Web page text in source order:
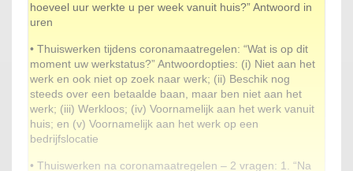
hoeveel uur werkte u per week vanuit huis?” Antwoord in
uren
• Thuiswerken tijdens coronamaatregelen: “Wat is op dit
moment uw werkstatus?” Antwoordopties: (i) Niet aan het
werk en ook niet op zoek naar werk; (ii) Beschik nog
steeds over een betaalde baan, maar ben niet aan het
werk; (iii) Werkloos; (iv) Voornamelijk aan het werk vanuit
huis; en (v) Voornamelijk aan het werk op een
bedrijfslocatie
• Thuiswerken na coronamaatregelen – 2 vragen: 1. “Na